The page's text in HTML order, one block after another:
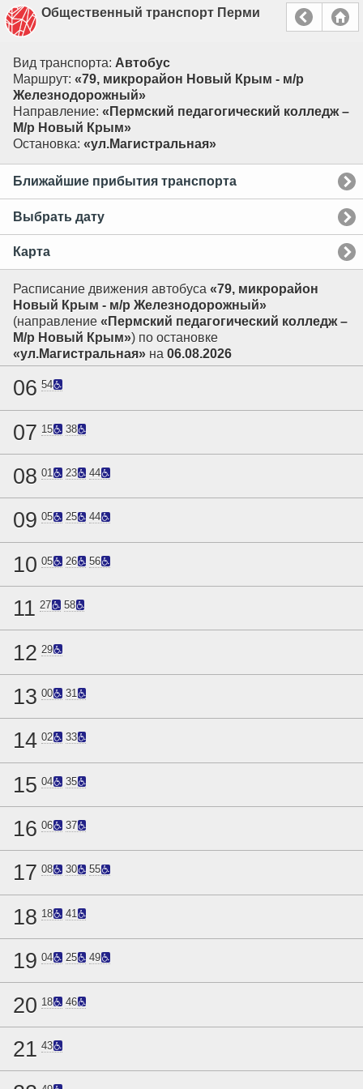
Общественный транспорт Перми
Вид транспорта: Автобус
Маршрут: «79, микрорайон Новый Крым - м/р
Железнодорожный»
Направление: «Пермский педагогический колледж –
М/р Новый Крым»
Остановка: «ул.Магистральная»
Ближайшие прибытия транспорта
Выбрать дату
Карта
Расписание движения автобуса «79, микрорайон
Новый Крым - м/р Железнодорожный»
(направление «Пермский педагогический колледж –
М/р Новый Крым») по остановке
«ул.Магистральная» на 06.08.2026
06 54
07 15 38
08 01 23 44
09 05 25 44
10 05 26 56
11 27 58
12 29
13 00 31
14 02 33
15 04 35
16 06 37
17 08 30 55
18 18 41
19 04 25 49
20 18 46
21 43